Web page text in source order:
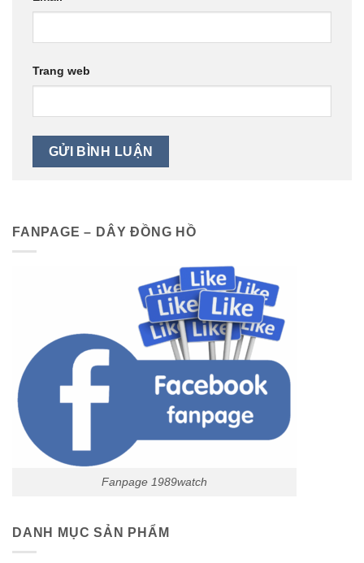
Trang web
FANPAGE – DÂY ĐỒNG HỒ
Fanpage 1989watch
DANH MỤC SẢN PHẨM